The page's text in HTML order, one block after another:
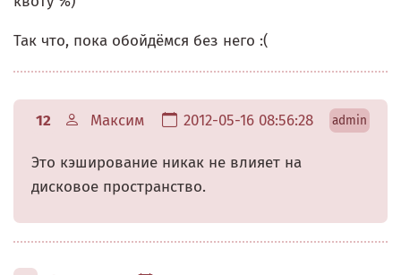
Так что, пока обойдёмся без него :(
12 Максим 2012-05-16 08:56:28 admin
Это кэширование никак не влияет на
дисковое пространство.